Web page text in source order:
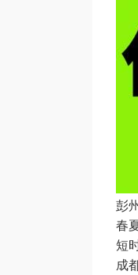
彭
春
短
成